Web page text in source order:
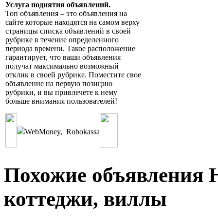
Услуга поднятия объявлений.
Топ объявления – это объявления на
сайте которые находятся на самом верху
страницы списка объявлений в своей
рубрике в течение определенного
периода времени. Такое расположение
гарантирует, что ваши объявления
получат максимально возможный
отклик в своей рубрике. Поместите свое
объявление на первую позицию
рубрики, и вы привлечете к нему
больше внимания пользователей!
WebMoney, Robokassa
Похожие объявления
коттеджи, виллы